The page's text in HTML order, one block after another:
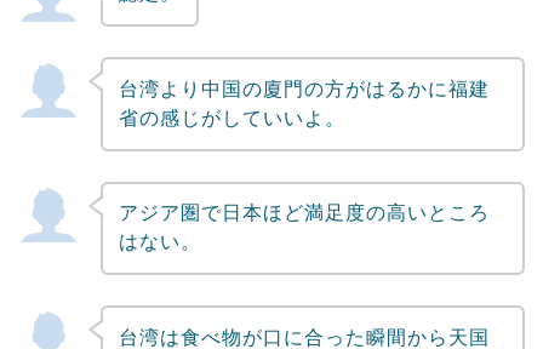
台湾より中国の廈門の方がはるかに福建
省の感じがしていいよ。
アジア圏で日本ほど満足度の高いところ
はない。
台湾は食べ物が口に合った瞬間から天国